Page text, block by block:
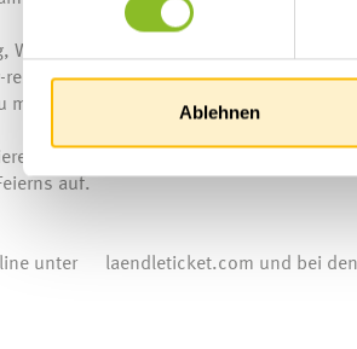
Ablehnen
Weihnachten, kirchliches Hochfest oder
resistente Spaßbremse - es gibt immer
streiten, lästern … witzig, ironisch
auf.
unter
laendleticket.com und bei